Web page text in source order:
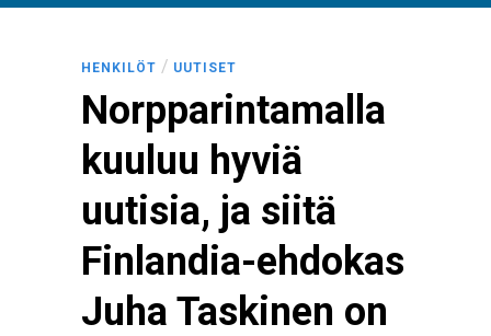
HENKILÖT / UUTISET
Norpparintamalla
kuuluu hyviä
uutisia, ja siitä
Finlandia-ehdokas
Juha Taskinen on